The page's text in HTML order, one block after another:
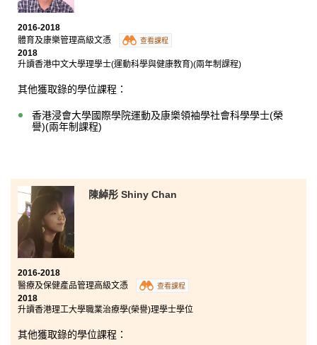
2016-2018
體育及康樂管理高級文憑
查看課程
2018
升讀香港中文大學理學士(運動科學與健康教育)(兩年制課程)
其他獲取錄的學位課程：
香港浸會大學國際學院運動及康樂領袖學社會科學學士(榮
譽)(兩年制課程)
陳綽彤 Shiny Chan
2016-2018
醫療及保健產品管理高級文憑
查看課程
2018
升讀香港理工大學職業治療學(榮譽)理學士學位
其他獲取錄的學位課程：